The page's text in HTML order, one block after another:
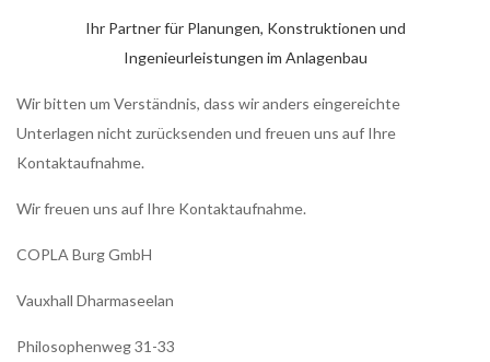
Ihr Partner für Planungen, Konstruktionen und
Ingenieurleistungen im Anlagenbau
Wir bitten um Verständnis, dass wir anders eingereichte
Unterlagen nicht zurücksenden und freuen uns auf Ihre
Kontaktaufnahme.
Wir freuen uns auf Ihre Kontaktaufnahme.
COPLA Burg GmbH
Vauxhall Dharmaseelan
Philosophenweg 31-33